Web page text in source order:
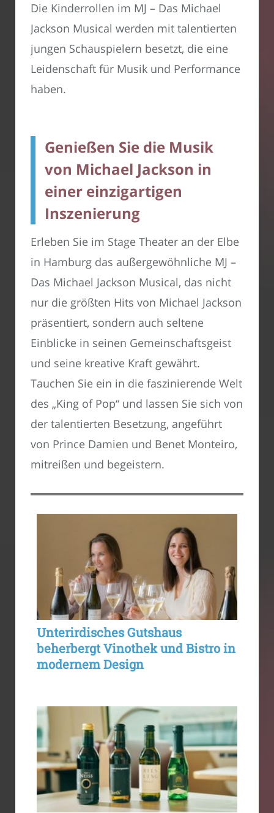
Die Kinderrollen im MJ – Das Michael
Jackson Musical werden mit talentierten
jungen Schauspielern besetzt, die eine
Leidenschaft für Musik und Performance
haben.
Genießen Sie die Musik
von Michael Jackson in
einer einzigartigen
Inszenierung
Erleben Sie im Stage Theater an der Elbe
in Hamburg das außergewöhnliche MJ –
Das Michael Jackson Musical, das nicht
nur die größten Hits von Michael Jackson
präsentiert, sondern auch seltene
Einblicke in seinen Gemeinschaftsgeist
und seine kreative Kraft gewährt.
Tauchen Sie ein in die faszinierende Welt
des „King of Pop“ und lassen Sie sich von
der talentierten Besetzung, angeführt
von Prince Damien und Benet Monteiro,
mitreißen und begeistern.
Unterirdisches Gutshaus
beherbergt Vinothek und Bistro in
modernem Design